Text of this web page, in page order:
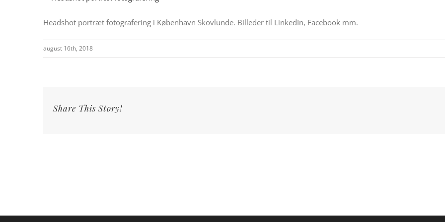
Headshot portræt fotografering i København Skovlunde. Billeder til LinkedIn, Facebook mm.
august 16th, 2018
Share This Story!